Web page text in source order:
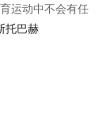
运动中不会有任
托巴赫